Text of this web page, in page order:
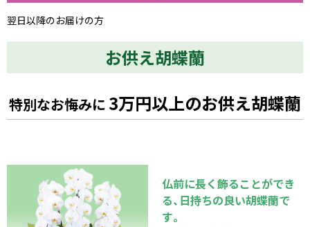
翌日以降のお届けの方
お供え胡蝶蘭
特別なお悔みに 3万円以上のお供え胡蝶蘭
仏前に長く飾ることができ
る、日持ちの良い胡蝶蘭で
す。